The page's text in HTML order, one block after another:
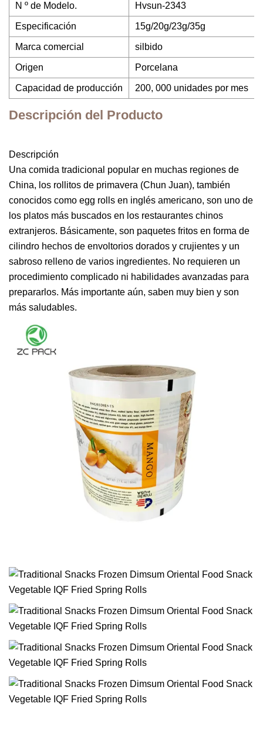
N º de Modelo. Hvsun-2343
Especificación 15g/20g/23g/35g
Marca comercial silbido
Origen Porcelana
Capacidad de producción 200, 000 unidades por mes
Descripción del Producto
Descripción
Una comida tradicional popular en muchas regiones de
China, los rollitos de primavera (Chun Juan), también
conocidos como egg rolls en inglés americano, son uno de
los platos más buscados en los restaurantes chinos
extranjeros. Básicamente, son paquetes fritos en forma de
cilindro hechos de envoltorios dorados y crujientes y un
sabroso relleno de varios ingredientes. No requieren un
procedimiento complicado ni habilidades avanzadas para
prepararlos. Más importante aún, saben muy bien y son
más saludables.